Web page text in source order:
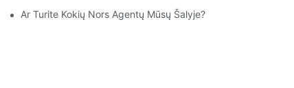
Ar Turite Kokių Nors Agentų Mūsų Šalyje?